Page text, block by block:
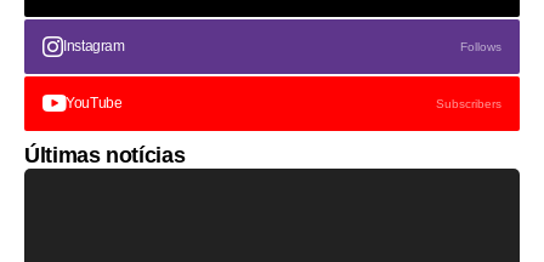
Instagram Follows
YouTube Subscribers
Últimas notícias